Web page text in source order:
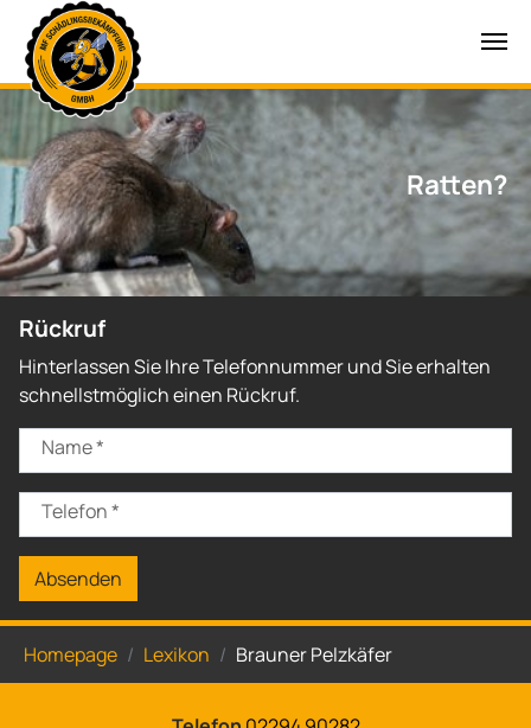
Zum Hauptinhalt springen
Ratten?
Rückruf
Hinterlassen Sie Ihre Telefonnummer und Sie erhalten
schnellstmöglich einen Rückruf.
Name*
Telefon*
Absenden
Homepage Lexikon Brauner Pelzkäfer